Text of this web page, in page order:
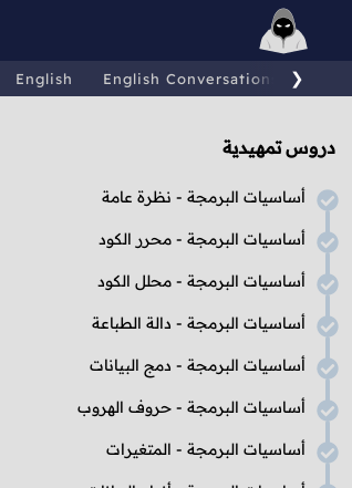
English English Conversations ❯
دروس تمهيدية
أساسيات البرمجة - نظرة عامة
أساسيات البرمجة - محرر الكود
أساسيات البرمجة - محلل الكود
أساسيات البرمجة - دالة الطباعة
أساسيات البرمجة - دمج البيانات
أساسيات البرمجة - حروف الهروب
أساسيات البرمجة - المتغيرات